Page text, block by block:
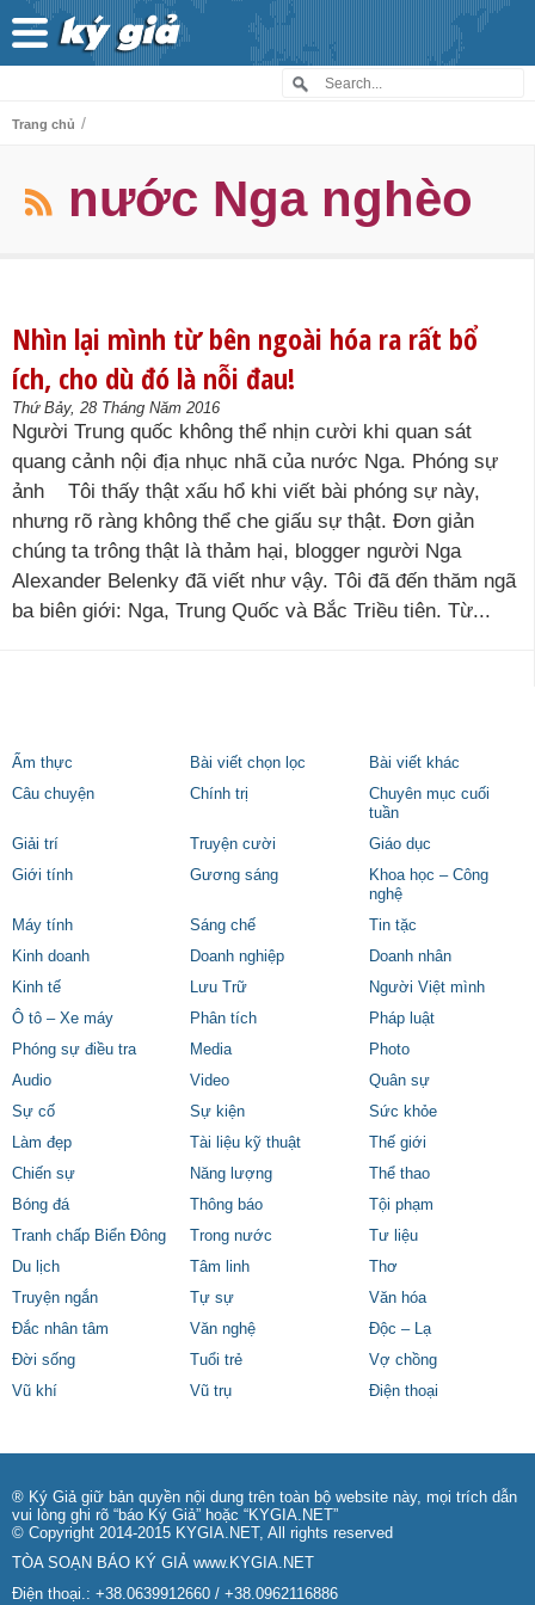
Trang chủ /
nước Nga nghèo
Nhìn lại mình từ bên ngoài hóa ra rất bổ
ích, cho dù đó là nỗi đau!
Thứ Bảy, 28 Tháng Năm 2016
Người Trung quốc không thể nhịn cười khi quan sát
quang cảnh nội địa nhục nhã của nước Nga. Phóng sự
ảnh Tôi thấy thật xấu hổ khi viết bài phóng sự này,
nhưng rõ ràng không thể che giấu sự thật. Đơn giản
chúng ta trông thật là thảm hại, blogger người Nga
Alexander Belenky đã viết như vậy. Tôi đã đến thăm ngã
ba biên giới: Nga, Trung Quốc và Bắc Triều tiên. Từ...
Ẩm thực Bài viết chọn lọc
Bài viết khác
Câu chuyện
Chính trị
Chuyên mục cuối
tuần
Giải trí
Truyện cười
Giáo dục
Giới tính
Gương sáng
Khoa học – Công
nghệ
Máy tính
Sáng chế
Tin tặc
Kinh doanh
Doanh nghiệp
Doanh nhân
Kinh tế
Lưu Trữ
Người Việt mình
Ô tô – Xe máy
Phân tích
Pháp luật
Phóng sự điều tra
Media
Photo
Audio
Video
Quân sự
Sự cố
Sự kiện
Sức khỏe
Làm đẹp
Tài liệu kỹ thuật
Thế giới
Chiến sự
Năng lượng
Thể thao
Bóng đá
Thông báo
Tội phạm
Tranh chấp Biển Đông
Trong nước
Tư liệu
Du lịch
Tâm linh
Thơ
Truyện ngắn
Tự sự
Văn hóa
Đắc nhân tâm
Văn nghệ
Độc – Lạ
Đời sống
Tuổi trẻ
Vợ chồng
Vũ khí
Vũ trụ Điện thoại
® Ký Giả giữ bản quyền nội dung trên toàn bộ website này, mọi trích dẫn
vui lòng ghi rõ “báo Ký Giả” hoặc “KYGIA.NET”
© Copyright 2014-2015 KYGIA.NET, All rights reserved
TÒA SOẠN BÁO KÝ GIẢ www.KYGIA.NET
Điện thoại.: +38.0639912660 / +38.0962116886